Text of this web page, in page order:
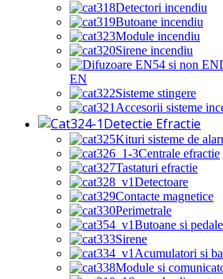
Detectori incendiu
Butoane incendiu
Module incendiu
Sirene incendiu
EN
Sisteme stingere
Accesorii sisteme
Detectie Efractie
Kituri sisteme de
Centrale efractie
Tastaturi efractie
Detectoare
Contacte magnetice
Perimetrale
Butoane si
Sirene
Acumulatori si
Module si